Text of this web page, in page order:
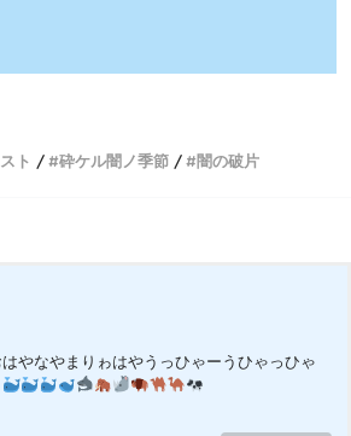
ト 砕ケル闇ノ季節 闇の破片
やなやまりゎはやうっひゃーうひゃっひゃ